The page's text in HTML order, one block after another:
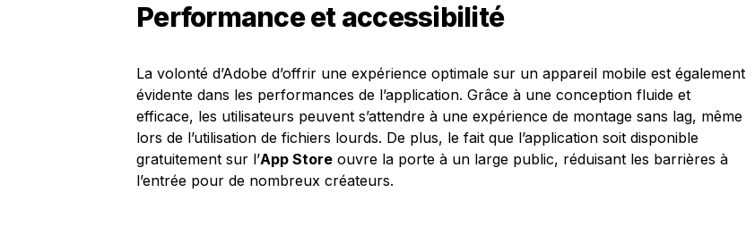
Performance et accessibilité
La volonté d’Adobe d’offrir une expérience optimale sur un appareil mobile est également
évidente dans les performances de l’application. Grâce à une conception fluide et
efficace, les utilisateurs peuvent s’attendre à une expérience de montage sans lag, même
lors de l’utilisation de fichiers lourds. De plus, le fait que l’application soit disponible
gratuitement sur l’App Store ouvre la porte à un large public, réduisant les barrières à
l’entrée pour de nombreux créateurs.